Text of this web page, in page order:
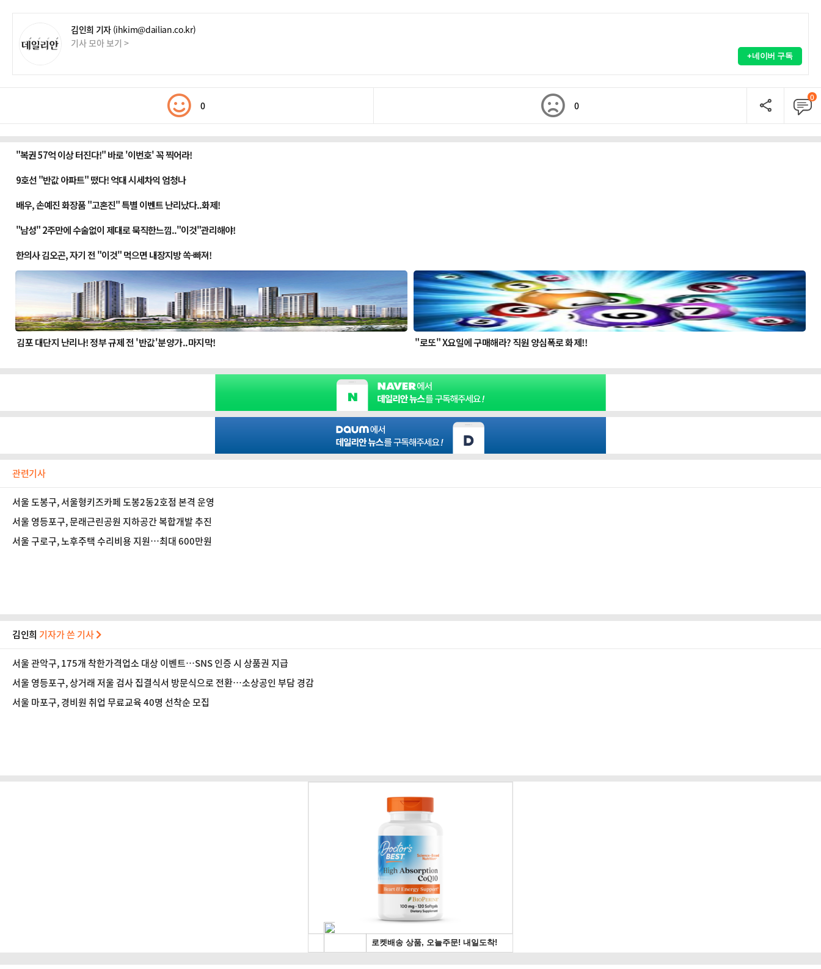
김인희 기자 (ihkim@dailian.co.kr)
기사 모아 보기 >
+네이버 구독
0 0
0
관련기사
서울 도봉구, 서울형키즈카페 도봉2동2호점 본격 운영
서울 영등포구, 문래근린공원 지하공간 복합개발 추진
서울 구로구, 노후주택 수리비용 지원…최대 600만원
김인희 기자가 쓴 기사
서울 관악구, 175개 착한가격업소 대상 이벤트…SNS 인증 시 상품권 지급
서울 영등포구, 상거래 저울 검사 집결식서 방문식으로 전환…소상공인 부담 경감
서울 마포구, 경비원 취업 무료교육 40명 선착순 모집